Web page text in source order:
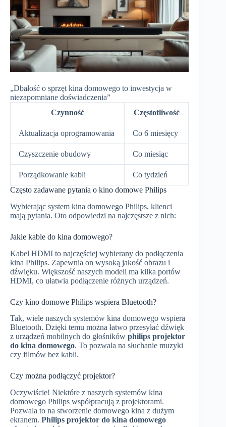
„Dbałość o sprzęt kina domowego to inwestycja w
niezapomniane doświadczenia”
Czynność
Częstotliwość
Aktualizacja oprogramowania Co 6 miesięcy
Czyszczenie obudowy Co miesiąc
Porządkowanie kabli
Co tydzień
Często zadawane pytania o kino domowe Philips
Wybierając system kina domowego Philips, klienci
mają pytania. Oto odpowiedzi na najczęstsze z nich:
Jakie kable do kina domowego?
Kabel HDMI to najczęściej wybierany do podłączenia
kina Philips. Zapewnia on wysoką jakość obrazu i
dźwięku. Większość naszych modeli ma kilka portów
HDMI, co ułatwia podłączenie różnych urządzeń.
Czy kino domowe Philips wspiera Bluetooth?
Tak, wiele naszych systemów kina domowego wspiera
Bluetooth. Dzięki temu można łatwo przesyłać dźwięk
z urządzeń mobilnych do głośników philips projektor
do kina domowego. To pozwala na słuchanie muzyki
czy filmów bez kabli.
Czy można podłączyć projektor?
Oczywiście! Niektóre z naszych systemów kina
domowego Philips współpracują z projektorami.
Pozwala to na stworzenie domowego kina z dużym
ekranem. Philips projektor do kina domowego